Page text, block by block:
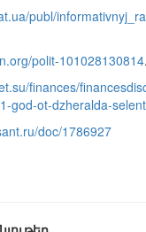
publ/
polit-101028130814.
finances/
god-ot-dzheralda-
doc/1786927